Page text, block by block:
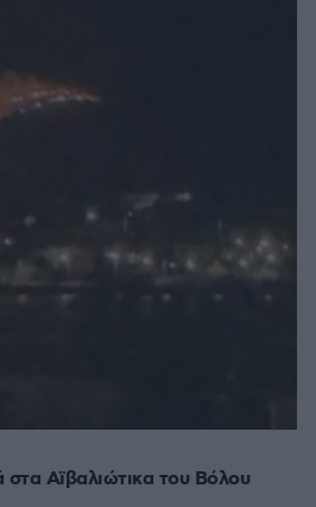
Αϊβαλιώτικα του Βόλου